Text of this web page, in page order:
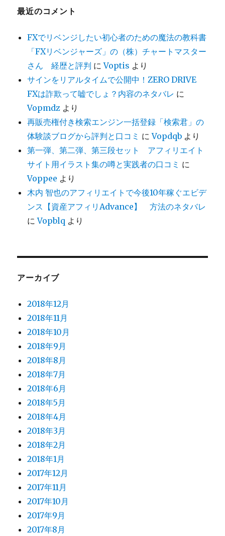
最近のコメント
FXでリベンジしたい初心者のための魔法の教科書
「FXリベンジャーズ」の（株）チャートマスター
さん 経歴と評判 にVoptis より
サインをリアルタイムで公開中！ZERO DRIVE
FXは詐欺って嘘でしょ？内容のネタバレ に
Vopmdz より
再販売権付き検索エンジン一括登録「検索君」の
体験談ブログから評判と口コミ にVopdqb より
第一弾、第二弾、第三段セット アフィリエイト
サイト用イラスト集の噂と実践者の口コミ に
Voppee より
木内 智也のアフィリエイトで今後10年稼ぐエビデ
ンス【資産アフィリAdvance】 方法のネタバレ
にVopblq より
アーカイブ
2018年12月
2018年11月
2018年10月
2018年9月
2018年8月
2018年7月
2018年6月
2018年5月
2018年4月
2018年3月
2018年2月
2018年1月
2017年12月
2017年11月
2017年10月
2017年9月
2017年8月